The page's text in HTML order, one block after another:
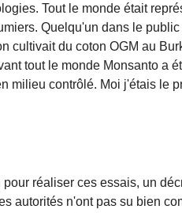
Tout le monde était
Quelqu'un dans le
cultivait du coton OGM au
tout le monde Monsanto a
milieu contrôlé. Moi j'étais le
réaliser ces essais, un
autorités n'ont pas su bien